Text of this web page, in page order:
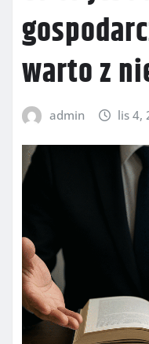
warto z
admin lis 4,